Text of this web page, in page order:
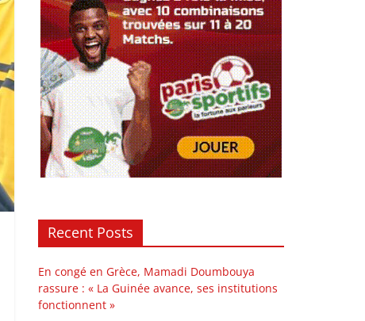
Recent Posts
En congé en Grèce, Mamadi Doumbouya
rassure : « La Guinée avance, ses institutions
fonctionnent »